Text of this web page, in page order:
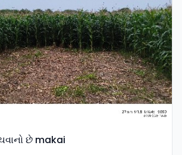
છે makai